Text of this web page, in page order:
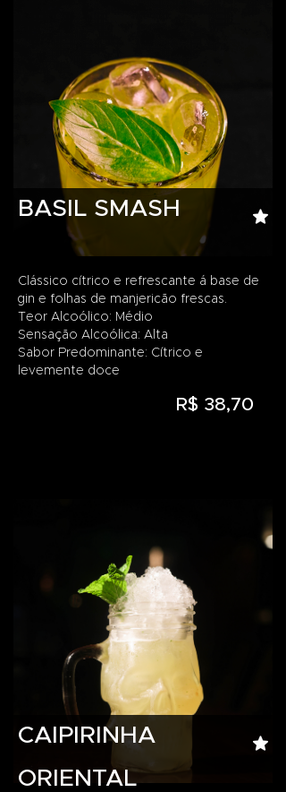
BASIL SMASH
Clássico cítrico e refrescante á base de
gin e folhas de manjericão frescas.
Teor Alcoólico: Médio
Sensação Alcoólica: Alta
Sabor Predominante: Cítrico e
levemente doce
R$ 38,70
CAIPIRINHA
ORIENTAL